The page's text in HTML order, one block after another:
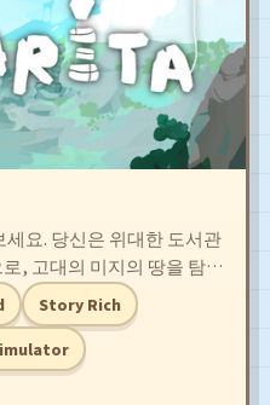
요. 당신은 위대한 도서관
, 고대의 미지의 땅을 탐험
로운 생명체들을 만납니
비밀을 밝혀내고 이 경이
세요.
Story Rich